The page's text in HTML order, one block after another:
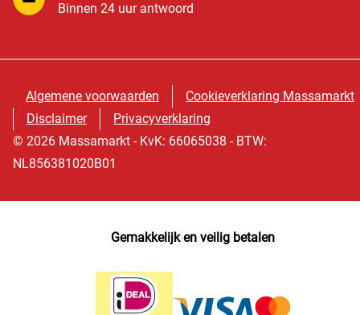
Binnen 24 uur antwoord
Algemene voorwaarden
Cookieverklaring Massamarkt
Disclaimer
Privacyverklaring
© 2026 Massamarkt - KvK: 66065038 - BTW:
NL856381020B01
Gemakkelijk en veilig betalen